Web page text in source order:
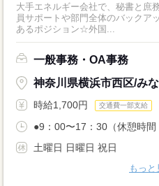
大手エネルギー会社で、秘書と庶
員サポートや部門全体のバックア
あるポジション☆外国...
一般事務・OA事務
神奈川県横浜市西区/み
時給1,700円 交通費一部支給
●9：00〜17：30（休憩時間
土曜日 日曜日 祝日
もっと